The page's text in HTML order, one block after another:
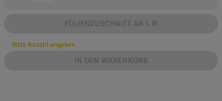
FOLIENZUSCHNITT AB 1 M
Bitte Anzahl angeben
IN DEN WARENKORB